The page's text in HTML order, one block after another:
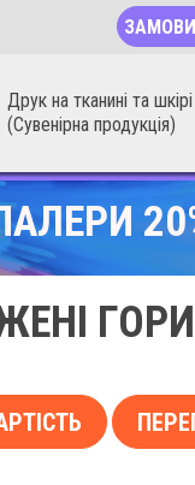
Друк на тканині та шкірі
(Сувенірна продукція)
ГОРИ